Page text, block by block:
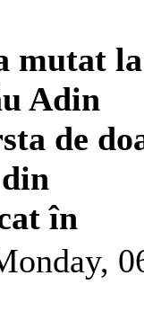
mutat la
Adin
de
în